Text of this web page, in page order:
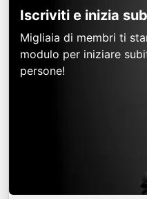
Iscriviti e inizia
Migliaia di membri ti
modulo per iniziare
persone!